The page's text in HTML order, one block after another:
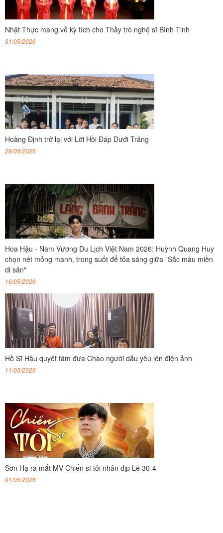
Nhật Thực mang về kỳ tích cho Thầy trò nghệ sĩ Bình Tinh
31/05/2026
Hoàng Định trở lại với Lời Hồi Đáp Dưới Trăng
28/05/2026
Hoa Hậu - Nam Vương Du Lịch Việt Nam 2026: Huỳnh Quang Huy
chọn nét mỏng manh, trong suốt để tỏa sáng giữa "Sắc màu miền
di sản"
16/05/2026
Hồ Sĩ Hậu quyết tâm đưa Chào người dấu yêu lên điện ảnh
11/05/2026
Sơn Hạ ra mắt MV Chiến sĩ tôi nhân dịp Lễ 30-4
01/05/2026